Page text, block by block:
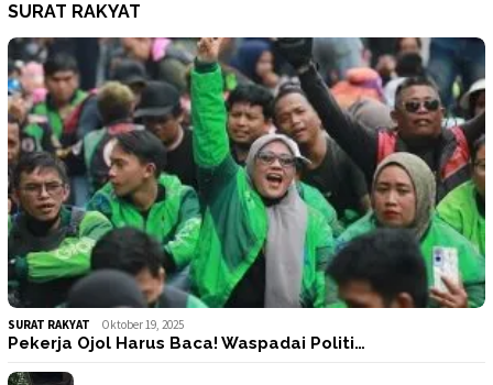
SURAT RAKYAT
SURAT RAKYAT Oktober 19, 2025
Pekerja Ojol Harus Baca! Waspadai Politi…